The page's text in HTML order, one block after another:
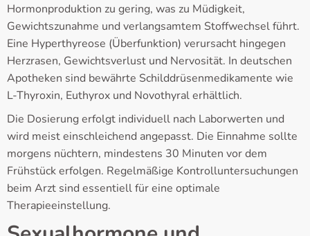
Hormonproduktion zu gering, was zu Müdigkeit,
Gewichtszunahme und verlangsamtem Stoffwechsel führt.
Eine Hyperthyreose (Überfunktion) verursacht hingegen
Herzrasen, Gewichtsverlust und Nervosität. In deutschen
Apotheken sind bewährte Schilddrüsenmedikamente wie
L-Thyroxin, Euthyrox und Novothyral erhältlich.
Die Dosierung erfolgt individuell nach Laborwerten und
wird meist einschleichend angepasst. Die Einnahme sollte
morgens nüchtern, mindestens 30 Minuten vor dem
Frühstück erfolgen. Regelmäßige Kontrolluntersuchungen
beim Arzt sind essentiell für eine optimale
Therapieeinstellung.